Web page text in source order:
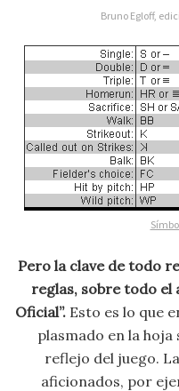
Bruno Egloff,
Pero la clave de todo
reglas, sobre todo el
Oficial”. Esto es lo que
plasmado en la hoja
reflejo del juego.
aficionados, por